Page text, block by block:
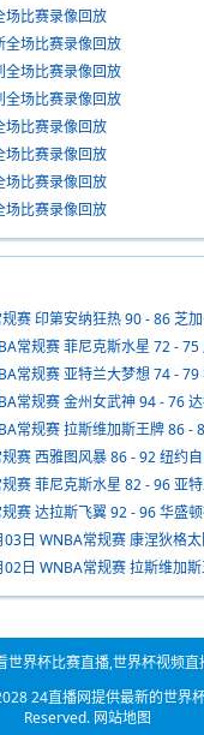
场比赛录像回放
全场比赛录像回放
全场比赛录像回放
全场比赛录像回放
场比赛录像回放
场比赛录像回放
场比赛录像回放
场比赛录像回放
赛 印第安纳狂热 90 - 86 芝
常规赛 菲尼克斯水星 72 - 75
常规赛 亚特兰大梦想 74 -
常规赛 金州女武神 94 - 76
常规赛 拉斯维加斯王牌 86 -
赛 西雅图风暴 86 - 92 纽约
赛 菲尼克斯水星 82 - 96 亚
赛 达拉斯飞翼 92 - 96 华盛
日 WNBA常规赛 康涅狄格
日 WNBA常规赛 拉斯维加
世界杯比赛直播,世界杯视频直
24直播网提供最新的世界
Reserved. 网站地图